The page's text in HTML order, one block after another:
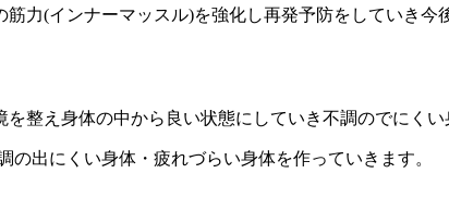
力(インナーマッスル)を強化し再発予防をしていき
整え身体の中から良い状態にしていき不調のでにくい
出にくい身体・疲れづらい身体を作っていきます。